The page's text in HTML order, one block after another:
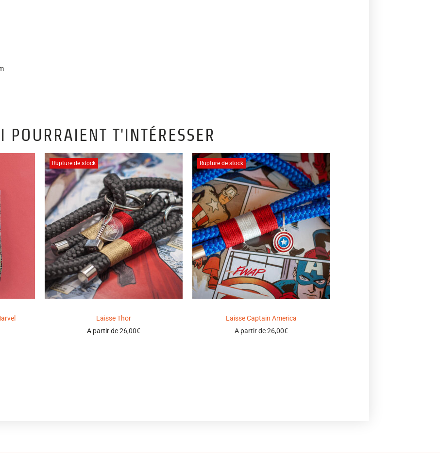
POURRAIENT T'INTÉRESSER
Rupture de stock
Laisse Thor
A partir de26,00€
Rupture de stock
Laisse Captain America
A partir de26,00€